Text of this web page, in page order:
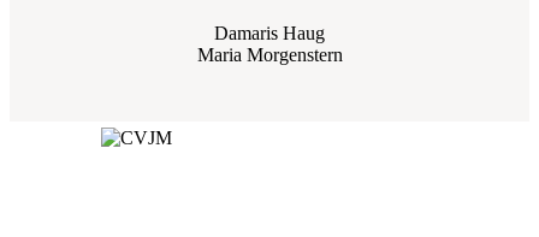
Damaris Haug
Maria Morgenstern